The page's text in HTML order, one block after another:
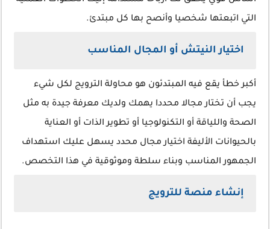
التي اتبعتها شخصيا وأنصح بها كل مبتدئ.
اختيار النيتش أو المجال المناسب
أكبر خطأ يقع فيه المبتدئون هو محاولة الترويج لكل شيء
يجب أن تختار مجالا محددا يهمك ولديك معرفة جيدة به مثل
الصحة واللياقة أو التكنولوجيا أو تطوير الذات أو العناية
بالحيوانات الأليفة اختيار مجال محدد يسهل عليك استهداف
الجمهور المناسب وبناء سلطة وموثوقية في هذا التخصص.
إنشاء منصة للترويج